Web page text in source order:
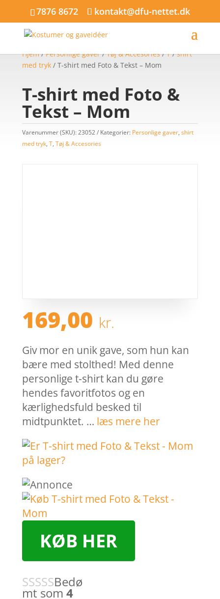
7876 8672 kontakt@dfu-nettet.dk
Hjem/Personlige gaver/Tøj & Accesories/T/shirt
med tryk/ T-shirt med Foto & Tekst – Mom
T-shirt med Foto &
Tekst – Mom
Varenummer (SKU):23052 Kategorier: Personlige gaver, shirt
med tryk, T, Tøj & Accesories
169,00 kr.
Giv mor en unik gave, som hun kan
bære med stolthed! Med denne
personlige t-shirt kan du gøre
hendes favoritfotos og en
kærlighedsfuld besked til
midtpunktet. … læs mere her
KØB HER
Bedø
mt som 4